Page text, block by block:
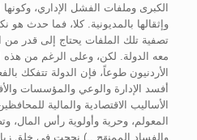
الكبرى وملفات الفشل الإداري،
وإثقالها بالمديونية. كلا، فما حدث
تصفية تلك الملفات يحتاج إلى قدر
معه الدولة. لكن، وعلى الرغم من هذه
الأردنيون طوعاً، فإن الدولة تتفكك
أفسد الإدارة والوعي والمؤسسات
الأساليب الاقتصادية والمالية
المعولم، وحرية وأولوية رأس المال،
والفساد الممنهَج ..) نجحت في خلق